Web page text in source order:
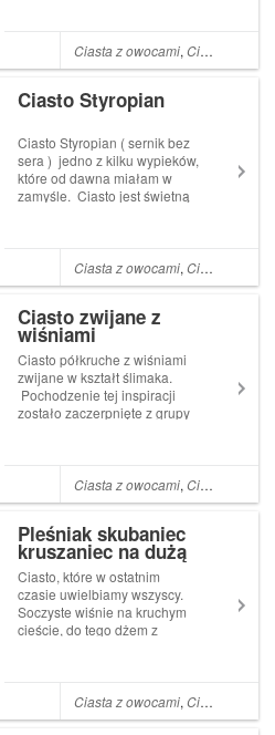
naszym stole w tym sezonie.
Moje końcowe zapasy
ko...
Ciasta z owocami,Ciasta kruche i półkruche
Ciasto Styropian
Ciasto Styropian ( sernik bez
sera ) jedno z kilku wypieków,
które od dawna miałam w
zamyśle. Ciasto jest świetną
będąc w Belgii byłam bardzo
zaskoczona, że taki dla na...
Ciasta z owocami,Ciasta kruche i półkruche
Ciasto zwijane z
wiśniami
Ciasto półkruche z wiśniami
zwijane w kształt ślimaka.
Pochodzenie tej inspiracji
zostało zaczerpnięte z grupy
tylko tyle, że jest to ciasto
półkruche. W ostatnim czasie
Ciasta z owocami,Ciasta kruche i półkruche
Pleśniak skubaniec
kruszaniec na dużą
blachę
Ciasto, które w ostatnim
czasie uwielbiamy wszyscy.
Soczyste wiśnie na kruchym
cieście, do tego dżem z
delikatna bezowa pianka.
Składniki na blachę o
Ciasta z owocami,Ciasta kruche i półkruche